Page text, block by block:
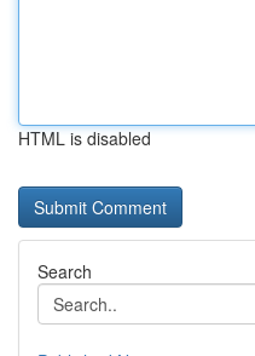
HTML is disabled
Search